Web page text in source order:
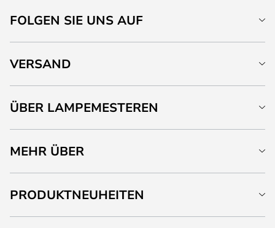
FOLGEN SIE UNS AUF
VERSAND
ÜBER LAMPEMESTEREN
MEHR ÜBER
PRODUKTNEUHEITEN